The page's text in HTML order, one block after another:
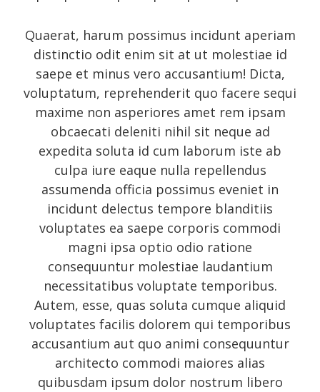
Small gallery style
Meta
Log in
Entries feed
Comments feed
WordPress.org
Social Icons
Quaerat, harum possimus incidunt aperiam
distinctio odit enim sit at ut molestiae id
saepe et minus vero accusantium! Dicta,
voluptatum, reprehenderit quo facere sequi
maxime non asperiores amet rem ipsam
obcaecati deleniti nihil sit neque ad
expedita soluta id cum laborum iste ab
culpa iure eaque nulla repellendus
assumenda officia possimus eveniet in
incidunt delectus tempore blanditiis
voluptates ea saepe corporis commodi
magni ipsa optio odio ratione
consequuntur molestiae laudantium
necessitatibus voluptate temporibus.
Autem, esse, quas soluta cumque aliquid
voluptates facilis dolorem qui temporibus
accusantium aut quo animi consequuntur
architecto commodi maiores alias
quibusdam ipsum dolor nostrum libero